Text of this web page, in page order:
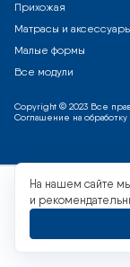
Прихожая
Матрасы и аксессуары
Малые формы
Все модули
Copyright © 2023 Все
Соглашение на
На нашем сайте
и